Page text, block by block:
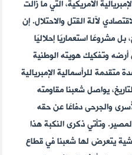
الأمريكية، التي ما زالت
لآلة القتل والاحتلال. إن
بل مشروعًا استعماريًا إحلاليًا
وتفكيك هويته الوطنية
للرأسمالية الإمبريالية
يواصل شعبنا مقاومته
والجرحى دفاعًا عن حقه
وتأتي ذكرى النكبة هذا
يتعرض لها شعبنا في قطاع